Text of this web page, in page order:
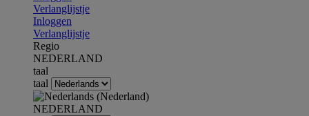
Verlanglijstje
Inloggen
Verlanglijstje
Regio
NEDERLAND
taal
taal
NEDERLAND